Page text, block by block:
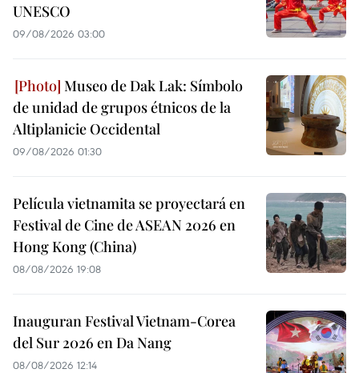
UNESCO
09/08/2026 03:00
Museo de Dak Lak: Símbolo
de unidad de grupos étnicos de la
Altiplanicie Occidental
09/08/2026 01:30
Película vietnamita se proyectará en
Festival de Cine de ASEAN 2026 en
Hong Kong (China)
08/08/2026 19:08
Inauguran Festival Vietnam-Corea
del Sur 2026 en Da Nang
08/08/2026 12:14